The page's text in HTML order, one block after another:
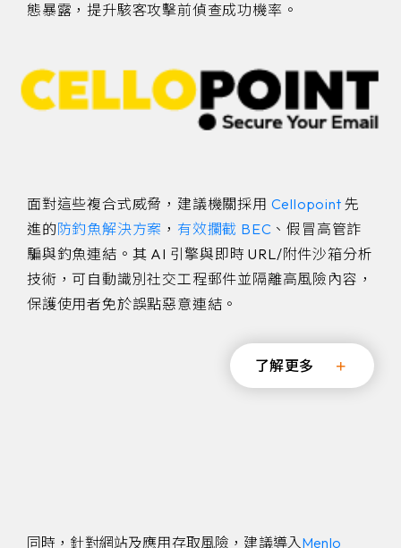
態暴露，提升駭客攻擊前偵查成功機率。
面對這些複合式威脅，建議機關採用 Cellopoint 先
進的防釣魚解決方案 ， 有效攔截 BEC 、假冒高管詐
騙與釣魚連結。其 AI 引擎與即時 URL/附件沙箱分析
技術，可自動識別社交工程郵件並隔離高風險內容，
保護使用者免於誤點惡意連結。
了解更多
同時，針對網站及應用存取風險，建議導入Menlo